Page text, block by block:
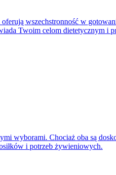
wszechstronność w
Twoim celom dietetycznym i
wyborami. Chociaż oba są
i potrzeb żywieniowych.